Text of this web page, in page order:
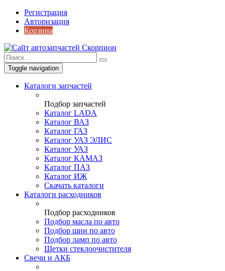
Регистрация
Авторизация
Корзина
Toggle navigation
Каталоги запчастей
Подбор запчастей
Каталог LADA
Каталог ВАЗ
Каталог ГАЗ
Каталог УАЗ ЭЛИС
Каталог УАЗ
Каталог КАМАЗ
Каталог ПАЗ
Каталог ИЖ
Скачать каталоги
Каталоги расходников
Подбор расходников
Подбор масла по авто
Подбор шин по авто
Подбор ламп по авто
Щетки стеклоочистителя
Свечи и АКБ